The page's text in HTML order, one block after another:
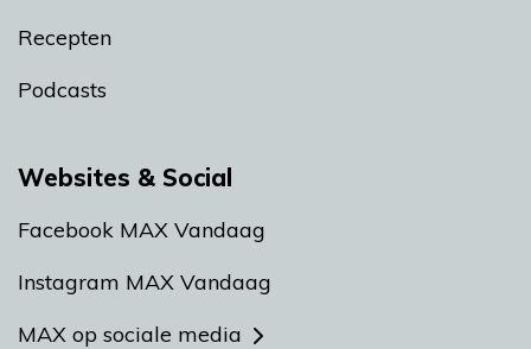
Recepten
Podcasts
Websites & Social
Facebook MAX Vandaag
Instagram MAX Vandaag
MAX op sociale media